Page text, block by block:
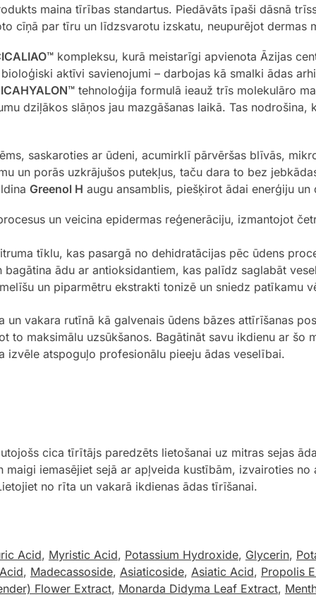
maina tīrības standartus. Piedāvāts īpaši dāsnā
cīņā par tīru un līdzsvarotu izskatu, neupurējot dermas
kompleksu, kurā meistarīgi apvienota Āzijas
aktīvi savienojumi – darbojas kā smalki ādas
tehnoloģija formulā ieauž trīs molekulāro
dziļākos slāņos jau mazgāšanas laikā. Tas nodrošina,
saskaroties ar ūdeni, acumirklī pārvēršas blīvās,
un porās uzkrājušos putekļus, taču dara to bez
Greenol H augu ansamblis, piešķirot ādai enerģiju un
un veicina epidermas reģenerāciju, izmantojot
tīklu, kas pasargā no dehidratācijas pēc ūdens
ādu ar antioksidantiem, kas palīdz saglabāt
un piparmētru ekstrakti tonizē un sniedz patīkamu
vakara rutīnā kā galvenais ūdens bāzes attīrīšanas
to maksimālu uzsūkšanos. Bagātināt savu ikdienu ar šo
izvēle atspoguļo profesionālu pieeju ādas veselībai.
cica tīrītājs paredzēts lietošanai uz mitras sejas
iemasējiet sejā ar apļveida kustībām, izvairoties
no rīta un vakarā ikdienas ādas tīrīšanai.
Acid, Myristic Acid, Potassium Hydroxide, Glycerin,
, Madecassoside, Asiaticoside, Asiatic Acid, Propolis
Flower Extract, Monarda Didyma Leaf Extract,